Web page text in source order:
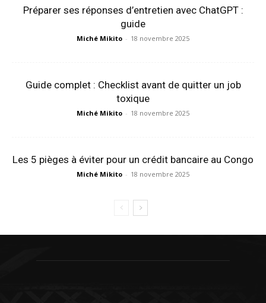
Préparer ses réponses d’entretien avec ChatGPT :
guide
Miché Mikito - 18 novembre 2025
Guide complet : Checklist avant de quitter un job
toxique
Miché Mikito - 18 novembre 2025
Les 5 pièges à éviter pour un crédit bancaire au Congo
Miché Mikito - 18 novembre 2025